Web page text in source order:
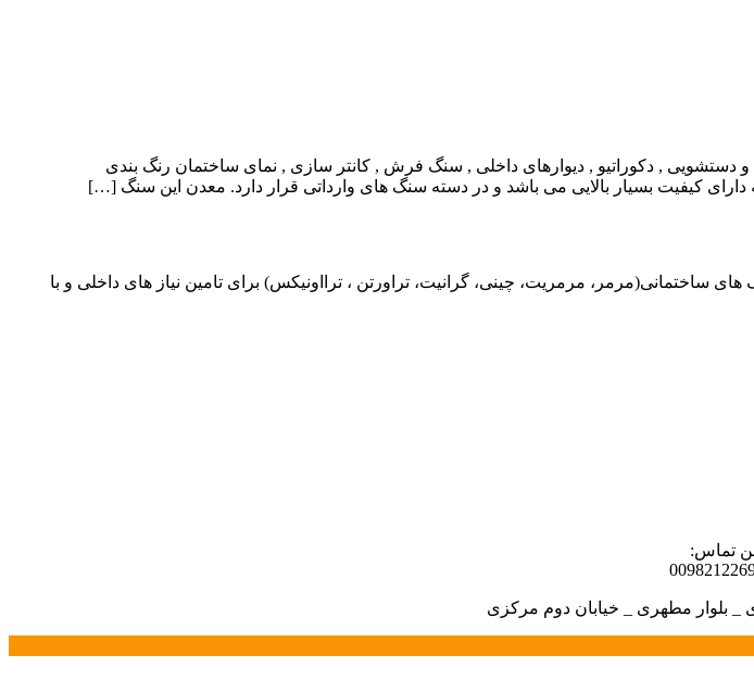
, دکوراتیو , دیوارهای داخلی , سنگ فرش , کانتر سازی , نمای ساختمان رنگ بندی
مرمریت، چینی، گرانیت، تراورتن ، ترااونیکس) برای تامین نیاز های داخلی و با
تماس:
_ بلوار مطهری _ خیابان دوم مرکزی